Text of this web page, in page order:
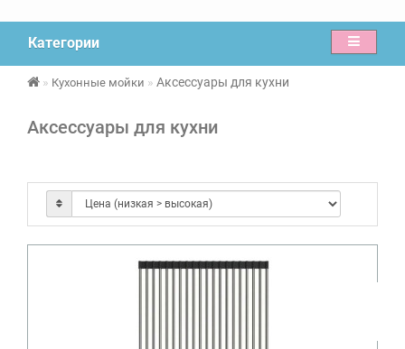
Категории
Кухонные мойки Аксессуары для кухни
Аксессуары для кухни